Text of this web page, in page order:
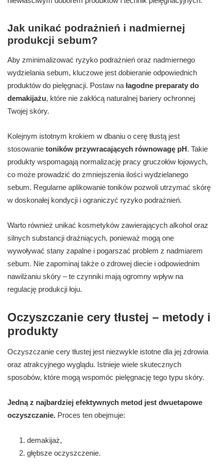
Jak unikać podrażnień i nadmiernej
produkcji sebum?
Aby zminimalizować ryzyko podrażnień oraz nadmiernego
wydzielania sebum, kluczowe jest dobieranie odpowiednich
produktów do pielęgnacji. Postaw na łagodne preparaty do
demakijażu, które nie zakłócą naturalnej bariery ochronnej
Twojej skóry.
Kolejnym istotnym krokiem w dbaniu o cerę tłustą jest
stosowanie toników przywracających równowagę pH. Takie
produkty wspomagają normalizację pracy gruczołów łojowych,
co może prowadzić do zmniejszenia ilości wydzielanego
sebum. Regularne aplikowanie toników pozwoli utrzymać skórę
w doskonałej kondycji i ograniczyć ryzyko podrażnień.
Warto również unikać kosmetyków zawierających alkohol oraz
silnych substancji drażniących, ponieważ mogą one
wywoływać stany zapalne i pogarszać problem z nadmiarem
sebum. Nie zapominaj także o zdrowej diecie i odpowiednim
nawilżaniu skóry – te czynniki mają ogromny wpływ na
regulację produkcji łoju.
Oczyszczanie cery tłustej – metody i
produkty
Oczyszczanie cery tłustej jest niezwykle istotne dla jej zdrowia
oraz atrakcyjnego wyglądu. Istnieje wiele skutecznych
sposobów, które mogą wspomóc pielęgnację tego typu skóry.
Jedną z najbardziej efektywnych metod jest dwuetapowe
oczyszczanie. Proces ten obejmuje:
demakijaż,
głębsze oczyszczenie.